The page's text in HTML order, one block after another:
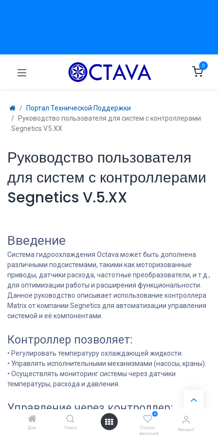
Дом Поиск
0
Список
желаний
Аккаунт
0
Портал Технической Поддержки
Руководство пользователя для систем с контроллерами
Segnetics V.5.XX
Руководство пользователя
для систем с контроллерами
Segnetics V.5.XX
Введение
Система гидроохлаждения Octava может быть дополнена
различными подсистемами, такими как моторизованные
приводы, датчики расхода, частотные преобразователи, и т.д.,
для оптимизации работы и расширения функциональности.
Данное руководство описывает использование контроллера
Matrix от компании Segnetics для автоматизации управления
системой и её компонентами.
Контроллер позволяет:
• Регулировать температуру охлаждающей жидкости.
• Управлять исполнительными механизмами (насосы, краны).
• Осуществлять мониторинг системы через датчики
температуры, расхода и давления.
Управление через контроллер:
Контроллер оснащён кнопками:
• «▲» и «▼» — перемещение по меню.